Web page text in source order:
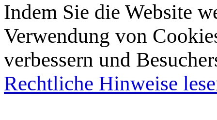
Indem Sie die Website
Verwendung von
verbessern und
Rechtliche Hinweise